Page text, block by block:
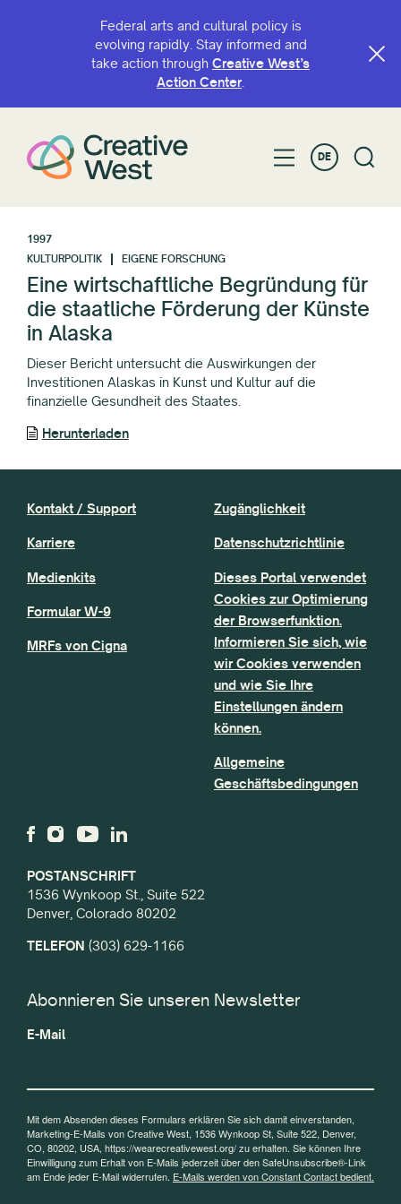
Federal arts and cultural policy is
evolving rapidly. Stay informed and
take action through Creative West’s
Action Center.
DE
1997
KULTURPOLITIK
EIGENE FORSCHUNG
Eine wirtschaftliche Begründung für
die staatliche Förderung der Künste
in Alaska
Dieser Bericht untersucht die Auswirkungen der
Investitionen Alaskas in Kunst und Kultur auf die
finanzielle Gesundheit des Staates.
Herunterladen
POSTANSCHRIFT
1536 Wynkoop St., Suite 522
Denver, Colorado 80202
TELEFON (303) 629-1166
Kontakt / Support
Karriere
Medienkits
Formular W-9
MRFs von Cigna
Zugänglichkeit
Datenschutzrichtlinie
Dieses Portal verwendet
Cookies zur Optimierung
der Browserfunktion.
Informieren Sie sich, wie
wir Cookies verwenden
und wie Sie Ihre
Einstellungen ändern
können.
Allgemeine
Geschäftsbedingungen
Abonnieren Sie unseren Newsletter
E-Mail
Mit dem Absenden dieses Formulars erklären Sie sich damit einverstanden,
Marketing-E-Mails von Creative West, 1536 Wynkoop St, Suite 522, Denver,
CO, 80202, USA, https://wearecreativewest.org/ zu erhalten. Sie können Ihre
Einwilligung zum Erhalt von E-Mails jederzeit über den SafeUnsubscribe®-Link
am Ende jeder E-Mail widerrufen. E-Mails werden von Constant Contact bedient.